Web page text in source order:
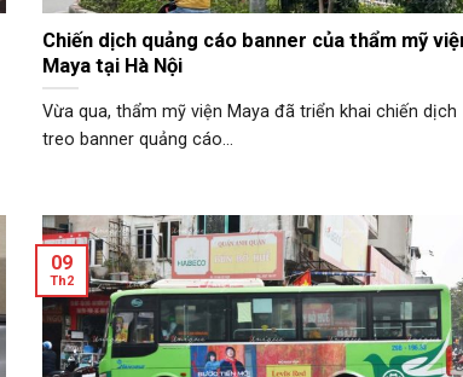
Chiến dịch quảng cáo banner của thẩm mỹ
Maya tại Hà Nội
Vừa qua, thẩm mỹ viện Maya đã triển khai chiến dịch
treo banner quảng cáo...
09
Th2